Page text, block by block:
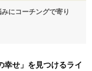
にコーチングで寄り
幸せ」を見つけるライ